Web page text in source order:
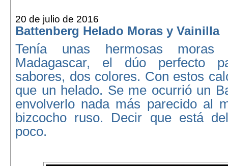
20 de julio de 2016
Battenberg Helado Moras y Vainilla
Tenía unas hermosas
Madagascar, el dúo perfecto
sabores, dos colores. Con estos
que un helado. Se me ocurrió un
envolverlo nada más parecido al
bizcocho ruso. Decir que está
poco.